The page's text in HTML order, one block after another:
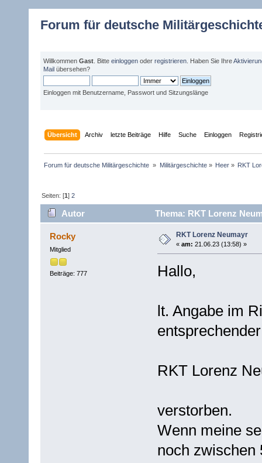
Forum für deutsche
Willkommen Gast . Bitte einloggen oder registrieren . Haben Sie Ihre
Mail übersehen?
Einloggen mit Benutzername, Passwort und Sitzungslänge
Übersicht Archiv letzte Beiträge Hilfe Suche Einloggen
Forum für deutsche Militärgeschichte » Militärgeschichte» Heer» RKT
Seiten: [1]2
Autor Thema: RKT Lorenz
Rocky
Mitglied
Beiträge: 777
RKT Lorenz Neumayr
« am: 21.06.23 (13:58) »
Hallo,
lt. Angabe im
RKT Lorenz
verstorben.
Wenn meine
noch zwischen